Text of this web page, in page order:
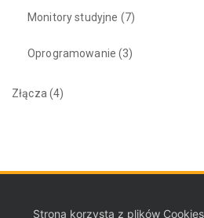
Monitory studyjne (7)
Oprogramowanie (3)
Złącza (4)
Strona korzysta z plików